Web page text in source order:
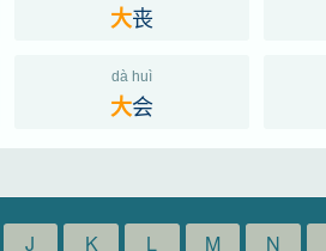
大丧
dà huì
大会
J K L M N